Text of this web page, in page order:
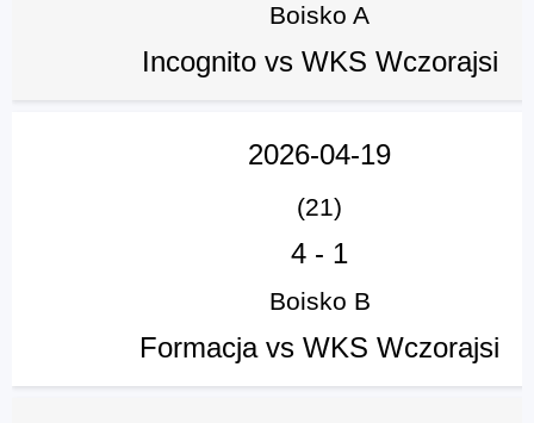
Boisko A
Incognito vs WKS Wczorajsi
2026-04-19
(21)
4 - 1
Boisko B
Formacja vs WKS Wczorajsi